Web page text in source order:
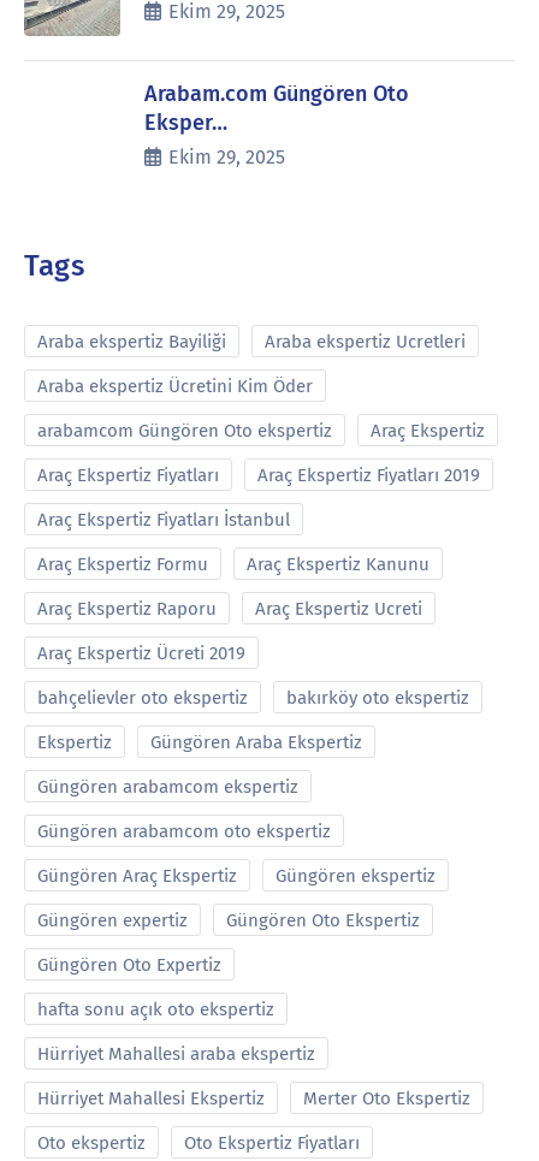
Ekim 29, 2025
Arabam.com Güngören Oto
Eksper…
Ekim 29, 2025
Tags
Araba ekspertiz Bayiliği Araba ekspertiz Ucretleri
Araba ekspertiz Ücretini Kim Öder
arabamcom Güngören Oto ekspertiz Araç Ekspertiz
Araç Ekspertiz Fiyatları Araç Ekspertiz Fiyatları 2019
Araç Ekspertiz Fiyatları İstanbul
Araç Ekspertiz Formu Araç Ekspertiz Kanunu
Araç Ekspertiz Raporu Araç Ekspertiz Ucreti
Araç Ekspertiz Ücreti 2019
bahçelievler oto ekspertiz bakırköy oto ekspertiz
Ekspertiz Güngören Araba Ekspertiz
Güngören arabamcom ekspertiz
Güngören arabamcom oto ekspertiz
Güngören Araç Ekspertiz Güngören ekspertiz
Güngören expertiz Güngören Oto Ekspertiz
Güngören Oto Expertiz
hafta sonu açık oto ekspertiz
Hürriyet Mahallesi araba ekspertiz
Hürriyet Mahallesi Ekspertiz Merter Oto Ekspertiz
Oto ekspertiz Oto Ekspertiz Fiyatları